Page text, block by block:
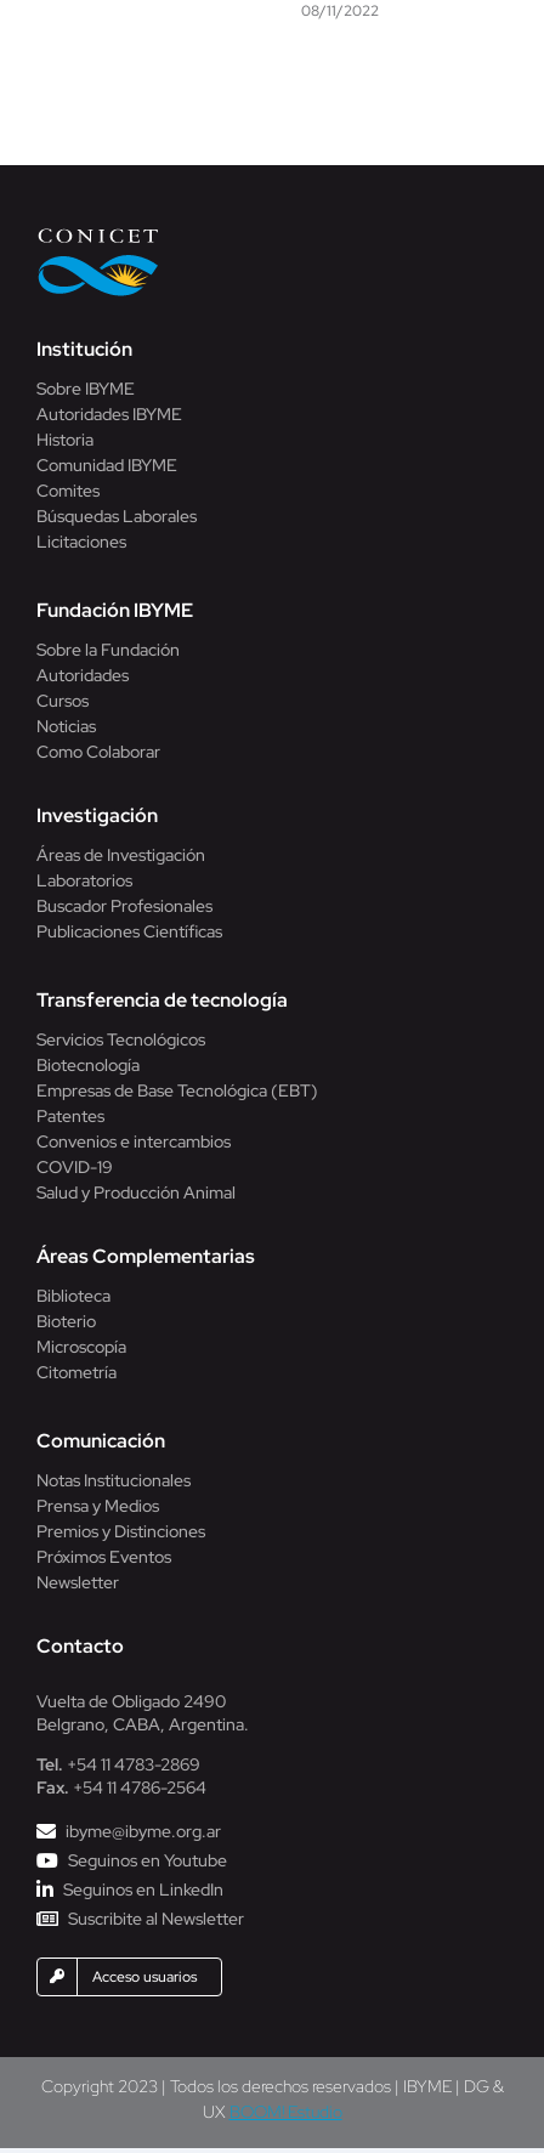
08/11/2022
Institución
Sobre IBYME
Autoridades IBYME
Historia
Comunidad IBYME
Comites
Búsquedas Laborales
Licitaciones
Fundación IBYME
Sobre la Fundación
Autoridades
Cursos
Noticias
Como Colaborar
Investigación
Áreas de Investigación
Laboratorios
Buscador Profesionales
Publicaciones Científicas
Transferencia de tecnología
Servicios Tecnológicos
Biotecnología
Empresas de Base Tecnológica (EBT)
Patentes
Convenios e intercambios
COVID-19
Salud y Producción Animal
Áreas Complementarias
Biblioteca
Bioterio
Microscopía
Citometría
Comunicación
Notas Institucionales
Prensa y Medios
Premios y Distinciones
Próximos Eventos
Newsletter
Contacto
Vuelta de Obligado 2490
Belgrano, CABA, Argentina.
Tel. +54 11 4783-2869
Fax. +54 11 4786-2564
ibyme@ibyme.org.ar
Seguinos en Youtube
Seguinos en LinkedIn
Suscribite al Newsletter
Acceso usuarios
Copyright 2023 | Todos los derechos reservados | IBYME | DG &
UX BOOM! Estudio